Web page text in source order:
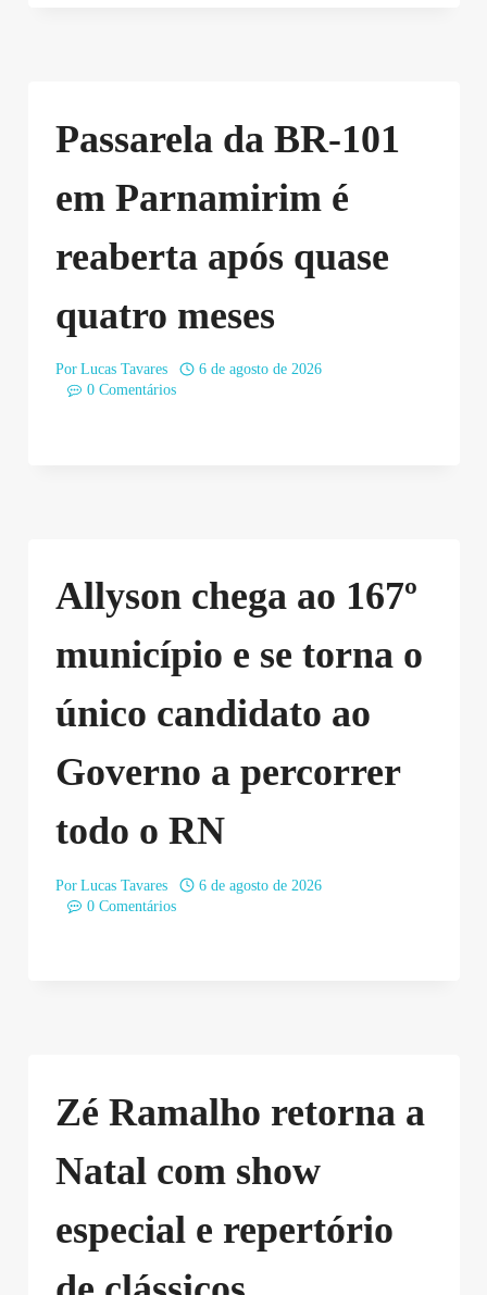
Passarela da BR-101
em Parnamirim é
reaberta após quase
quatro meses
Por Lucas Tavares
6 de agosto de 2026
0 Comentários
Allyson chega ao 167º
município e se torna o
único candidato ao
Governo a percorrer
todo o RN
Por Lucas Tavares
6 de agosto de 2026
0 Comentários
Zé Ramalho retorna a
Natal com show
especial e repertório